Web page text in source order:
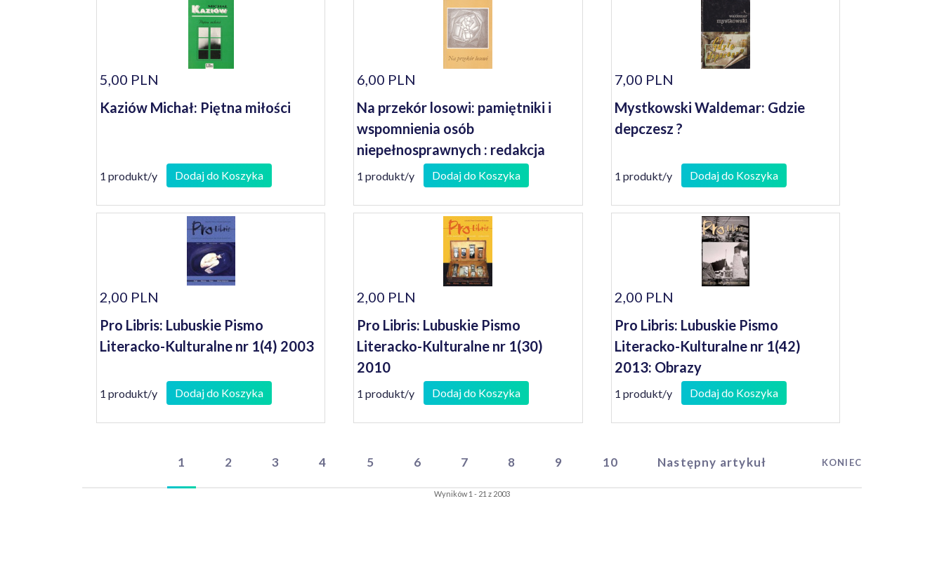
5,00 PLN
Kaziów Michał: Piętna miłości
1 produkt/y Dodaj do Koszyka
6,00 PLN
Na przekór losowi: pamiętniki i
wspomnienia osób
niepełnosprawnych : redakcja
Janusz Koniusz
1 produkt/y Dodaj do Koszyka
7,00 PLN
Mystkowski Waldemar: Gdzie
depczesz ?
1 produkt/y Dodaj do Koszyka
2,00 PLN
Pro Libris: Lubuskie Pismo
Literacko-Kulturalne nr 1(4) 2003
1 produkt/y Dodaj do Koszyka
2,00 PLN
Pro Libris: Lubuskie Pismo
Literacko-Kulturalne nr 1(30)
2010
1 produkt/y Dodaj do Koszyka
2,00 PLN
Pro Libris: Lubuskie Pismo
Literacko-Kulturalne nr 1(42)
2013: Obrazy
1 produkt/y Dodaj do Koszyka
1 2 3 4 5 6 7 8 9 10 Następny artykuł KONIEC
Wyników 1 - 21 z 2003